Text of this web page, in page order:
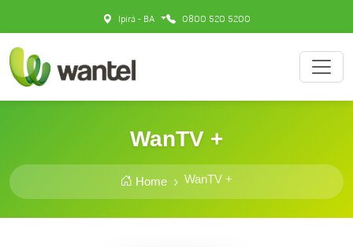
Ipirá - BA 0800 520 5200
WanTV +
Home WanTV +